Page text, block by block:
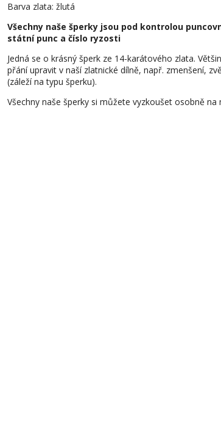
Barva zlata: žlutá
Všechny naše šperky jsou pod kontrolou
státní punc a číslo ryzosti
Jedná se o krásný šperk ze 14-karátového zlata.
přání upravit v naší zlatnické dílně, např. zmenšení,
(záleží na typu šperku).
Všechny naše šperky si můžete vyzkoušet osobně na